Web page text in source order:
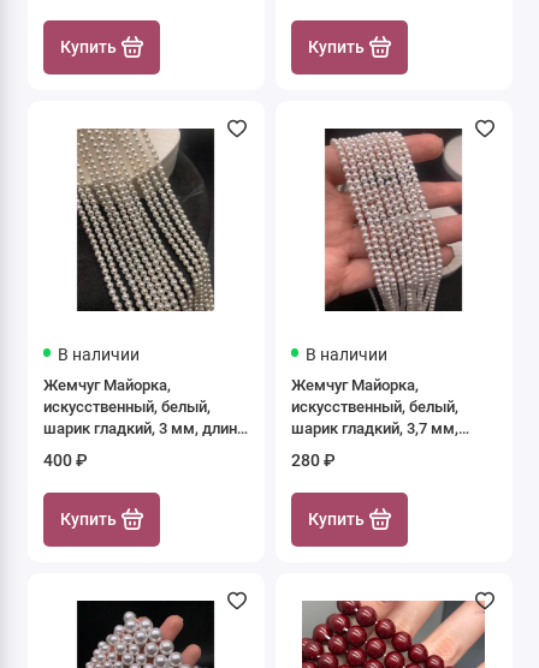
Купить Купить
В наличии
Жемчуг Майорка,
искусственный, белый,
шарик гладкий, 3 мм, длина
400 ₽
Купить
В наличии
Жемчуг Майорка,
искусственный, белый,
шарик гладкий, 3,7 мм,
280 ₽
Купить